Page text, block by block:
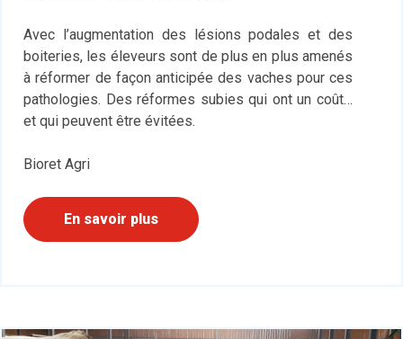
Avec l’augmentation des lésions podales et des
boiteries, les éleveurs sont de plus en plus amenés
à réformer de façon anticipée des vaches pour ces
pathologies. Des réformes subies qui ont un coût…
et qui peuvent être évitées.
Bioret Agri
En savoir plus